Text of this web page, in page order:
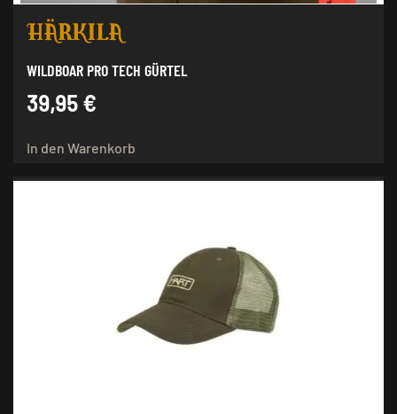
WILDBOAR PRO TECH GÜRTEL
39,95 €
In den Warenkorb